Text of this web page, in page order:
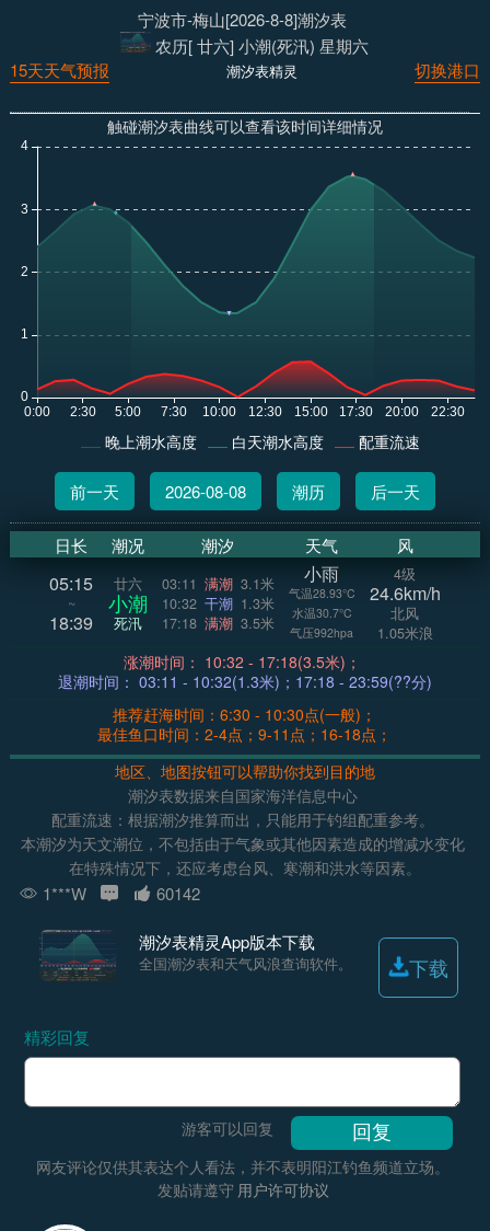
宁波市-梅山[2026-8-8]潮汐表
农历[ 廿六] 小潮(死汛) 星期六
切换港口
潮汐表精灵
15天天气预报
触碰潮汐表曲线可以查看该时间详细情况
晚上潮水高度 白天潮水高度 配重流速
前一天 2026-08-08 潮历 后一天
日长 潮况 潮汐 天气 风
05:15
~
18:39
廿六
小潮
死汛
03:11 满潮 3.1米
10:32 干潮 1.3米
17:18 满潮 3.5米
小雨
气温28.93°C
水温30.7°C
气压992hpa
4级
24.6km/h
北风
1.05米浪
涨潮时间： 10:32 - 17:18(3.5米)；
退潮时间： 03:11 - 10:32(1.3米)；17:18 - 23:59(??分)
推荐赶海时间：6:30 - 10:30点(一般)；
最佳鱼口时间：2-4点；9-11点；16-18点；
地区、地图按钮可以帮助你找到目的地
潮汐表数据来自国家海洋信息中心
配重流速：根据潮汐推算而出，只能用于钓组配重参考。
本潮汐为天文潮位，不包括由于气象或其他因素造成的增减水变化
在特殊情况下，还应考虑台风、寒潮和洪水等因素。
1***W 60142
潮汐表精灵App版本下载
全国潮汐表和天气风浪查询软件。 下载
精彩回复
游客可以回复
网友评论仅供其表达个人看法，并不表明阳江钓鱼频道立场。
发贴请遵守 用户许可协议